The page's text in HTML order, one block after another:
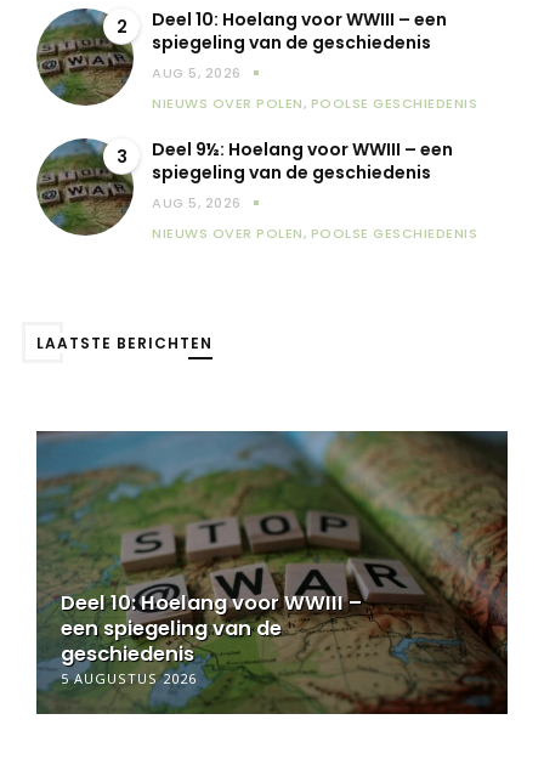
2
Deel 10: Hoelang voor WWIII – een
spiegeling van de geschiedenis
AUG 5, 2026
NIEUWS OVER POLEN, POOLSE GESCHIEDENIS
3
Deel 9½: Hoelang voor WWIII – een
spiegeling van de geschiedenis
AUG 5, 2026
NIEUWS OVER POLEN, POOLSE GESCHIEDENIS
LAATSTE BERICHTEN
Deel 9½: Hoelang voor WWIII –
een spiegeling van de
geschiedenis
5 AUGUSTUS 2026